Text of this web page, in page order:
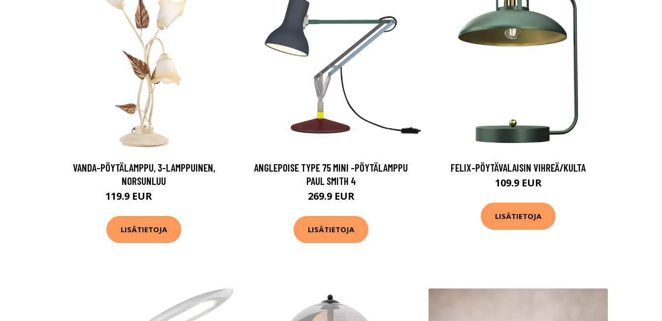
VANDA-PÖYTÄLAMPPU, 3-LAMPPUINEN,
NORSUNLUU
119.9 EUR
LISÄTIETOJA
ANGLEPOISE TYPE 75 MINI -PÖYTÄLAMPPU
PAUL SMITH 4
269.9 EUR
LISÄTIETOJA
FELIX-PÖYTÄVALAISIN VIHREÄ/KULTA
109.9 EUR
LISÄTIETOJA